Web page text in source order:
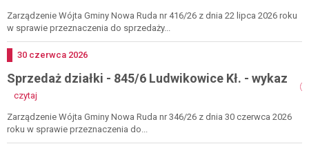
działki
-
ludwikowice
-
Zarządzenie Wójta Gminy Nowa Ruda nr 416/26 z dnia 22 lipca 2026 roku
w sprawie przeznaczenia do sprzedaży...
Dodano
30 czerwca 2026
Sprzedaż działki - 845/6 Ludwikowice Kł. - wykaz
czytaj
działki
-
Zarządzenie Wójta Gminy Nowa Ruda nr 346/26 z dnia 30 czerwca 2026
roku w sprawie przeznaczenia do...